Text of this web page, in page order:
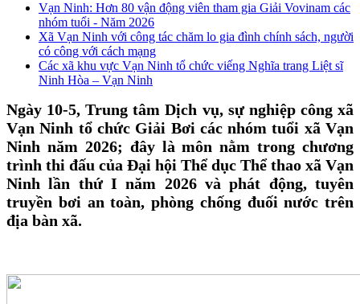
Vạn Ninh: Hơn 80 vận động viên tham gia Giải Vovinam các
nhóm tuổi - Năm 2026
Xã Vạn Ninh với công tác chăm lo gia đình chính sách, người
có công với cách mạng
Các xã khu vực Vạn Ninh tổ chức viếng Nghĩa trang Liệt sĩ
Ninh Hòa – Vạn Ninh
Ngày 10-5, Trung tâm Dịch vụ, sự nghiệp công xã
Vạn Ninh tổ chức Giải Bơi các nhóm tuổi xã Vạn
Ninh năm 2026; đây là môn nằm trong chương
trình thi đấu của Đại hội Thể dục Thể thao xã Vạn
Ninh lần thứ I năm 2026 và phát động, tuyên
truyền bơi an toàn, phòng chống đuối nước trên
địa bàn xã.